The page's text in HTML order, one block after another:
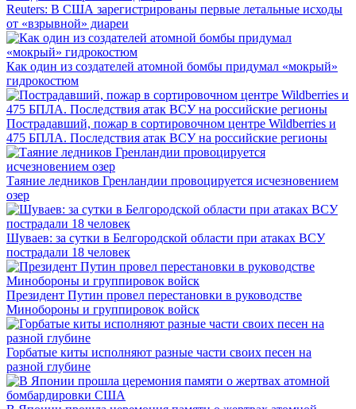
Reuters: В США зарегистрированы первые летальные исходы
от «взрывной» диареи
Как один из создателей атомной бомбы придумал «мокрый»
гидрокостюм
Пострадавший, пожар в сортировочном центре Wildberries и
475 БПЛА. Последствия атак ВСУ на российские регионы
Таяние ледников Гренландии провоцируется исчезновением
озер
Шуваев: за сутки в Белгородской области при атаках ВСУ
пострадали 18 человек
Президент Путин провел перестановки в руководстве
Минобороны и группировок войск
Горбатые киты исполняют разные части своих песен на
разной глубине